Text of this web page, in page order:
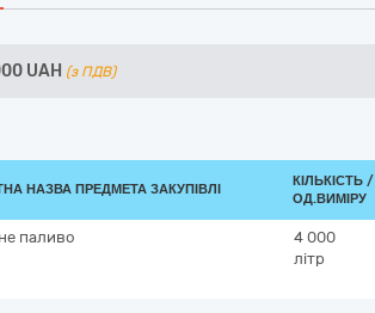
UAH (з ПДВ)
НАЗВА ПРЕДМЕТА ЗАКУПІВЛІ
КІЛЬКІСТЬ /
ОД.ВИМІРУ
паливо
4 000
літр